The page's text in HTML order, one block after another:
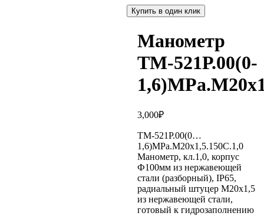
Купить в один клик
Манометр
ТМ-521Р.00(0-
3,000₽
ТМ-521Р.00(0…
1,6)MPa.М20х1,5.150С.1,0
Манометр, кл.1,0, корпус
Ф100мм из нержавеющей
стали (разборный), IP65,
радиальный штуцер М20х1,5
из нержавеющей стали,
готовый к гидрозаполнению